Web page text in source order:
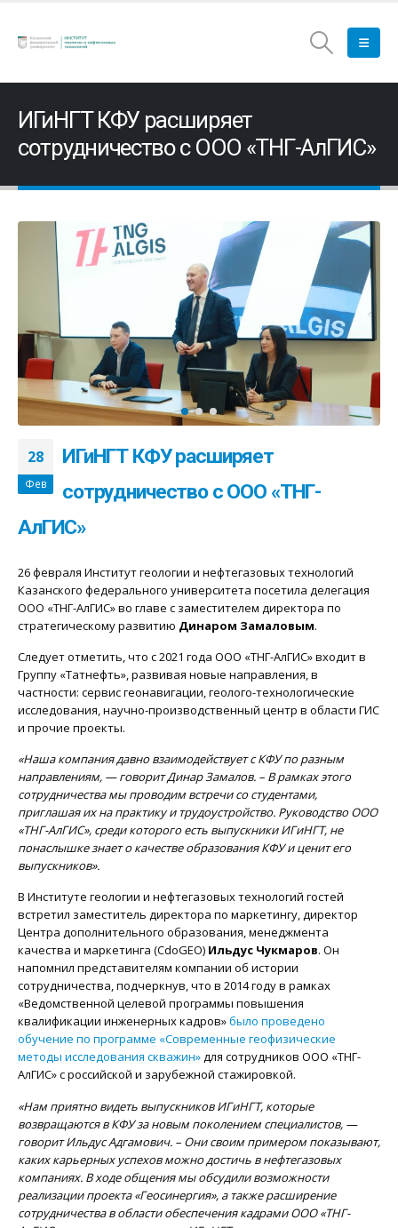
ИГиНГТ КФУ расширяет
сотрудничество с ООО «ТНГ-АлГИС»
28
Фев
ИГиНГТ КФУ расширяет
сотрудничество с ООО «ТНГ-
АлГИС»
26 февраля Институт геологии и нефтегазовых технологий
Казанского федерального университета посетила делегация
ООО «ТНГ-АлГИС» во главе с заместителем директора по
стратегическому развитию Динаром Замаловым.
Следует отметить, что с 2021 года ООО «ТНГ-АлГИС» входит в
Группу «Татнефть», развивая новые направления, в
частности: сервис геонавигации, геолого-технологические
исследования, научно-производственный центр в области ГИС
и прочие проекты.
«Наша компания давно взаимодействует с КФУ по разным
направлениям, — говорит Динар Замалов. – В рамках этого
сотрудничества мы проводим встречи со студентами,
приглашая их на практику и трудоустройство. Руководство ООО
«ТНГ-АлГИС», среди которого есть выпускники ИГиНГТ, не
понаслышке знает о качестве образования КФУ и ценит его
выпускников».
В Институте геологии и нефтегазовых технологий гостей
встретил заместитель директора по маркетингу, директор
Центра дополнительного образования, менеджмента
качества и маркетинга (CdoGEO) Ильдус Чукмаров. Он
напомнил представителям компании об истории
сотрудничества, подчеркнув, что в 2014 году в рамках
«Ведомственной целевой программы повышения
квалификации инженерных кадров»было проведено
обучение по программе «Современные геофизические
методы исследования скважин»для сотрудников ООО «ТНГ-
АлГИС» с российской и зарубежной стажировкой.
«Нам приятно видеть выпускников ИГиНГТ, которые
возвращаются в КФУ за новым поколением специалистов, —
говорит Ильдус Адгамович. – Они своим примером показывают,
каких карьерных успехов можно достичь в нефтегазовых
компаниях. В ходе общения мы обсудили возможности
реализации проекта «Геосинергия», а также расширение
сотрудничества в области обеспечения кадрами ООО «ТНГ-